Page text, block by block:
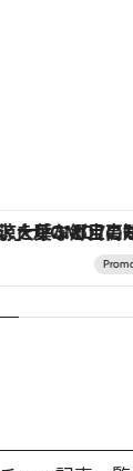
「星のや富士」でデジタルデトックス。冨士信仰の歴史を辿り